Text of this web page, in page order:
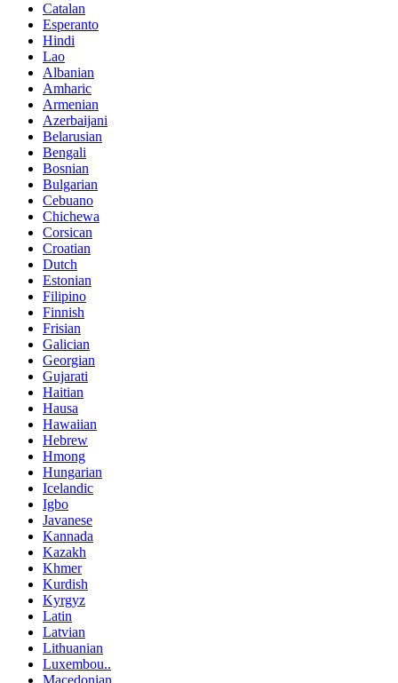
Catalan
Esperanto
Hindi
Lao
Albanian
Amharic
Armenian
Azerbaijani
Belarusian
Bengali
Bosnian
Bulgarian
Cebuano
Chichewa
Corsican
Croatian
Dutch
Estonian
Filipino
Finnish
Frisian
Galician
Georgian
Gujarati
Haitian
Hausa
Hawaiian
Hebrew
Hmong
Hungarian
Icelandic
Igbo
Javanese
Kannada
Kazakh
Khmer
Kurdish
Kyrgyz
Latin
Latvian
Lithuanian
Luxembou..
Macedonian